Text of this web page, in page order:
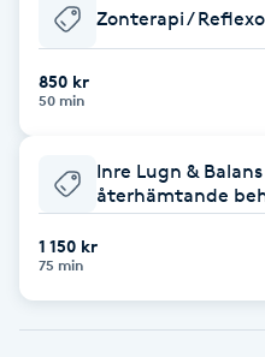
Babylights
Balayage
Bambumassage
Barber
Zonterapi /
850 kr
50 min
Inre Lugn &
återhämtande
1 150 kr
75 min